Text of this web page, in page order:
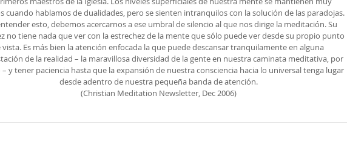
cuando hablamos de dualidades, pero se sienten intranquilos con la solución de las paradojas.
esto, debemos acercarnos a ese umbral de silencio al que nos dirige la meditación. Su
no tiene nada que ver con la estrechez de la mente que sólo puede ver desde su propio punto
vista. Es más bien la atención enfocada la que puede descansar tranquilamente en alguna
de la realidad – la maravillosa diversidad de la gente en nuestra caminata meditativa, por
y tener paciencia hasta que la expansión de nuestra consciencia hacia lo universal tenga lugar
desde adentro de nuestra pequeña banda de atención.
(Christian Meditation Newsletter, Dec 2006)